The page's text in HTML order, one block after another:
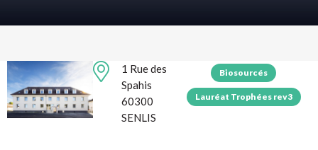
1 Rue des
Spahis
60300
SENLIS
Biosourcés
Lauréat Trophées rev3